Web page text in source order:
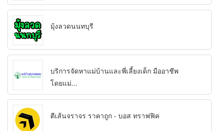
มุ้งลวดนนทบุรี
บริการจัดหาแม่บ้านและพี่เลี้ยงเด็ก มืออาชีพ
โดยแม่...
ตีเส้นจราจร ราคาถูก - บอส ทราฟฟิค